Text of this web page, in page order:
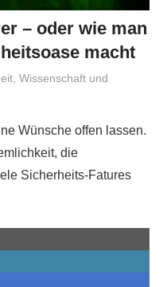
– oder wie man
macht
,Wissenschaft und
Wünsche offen lassen.
die
Sicherheits-Fatures